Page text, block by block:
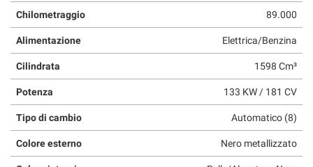
Chilometraggio 89.000
Alimentazione Elettrica/Benzina
Cilindrata 1598 Cm³
Potenza 133 KW / 181 CV
Tipo di cambio Automatico (8)
Colore esterno Nero metallizzato